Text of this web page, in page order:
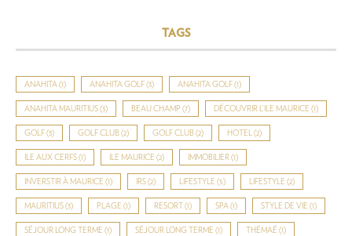
TAGS
ANAHITA (1) ANAHITA GOLF (3) ANAHITA GOLF (1)
ANAHITA MAURITIUS (3) BEAU CHAMP (7) DÉCOUVRIR L’ILE MAURICE (1)
GOLF (3) GOLF CLUB (2) GOLF CLUB (2) HOTEL (2)
ILE AUX CERFS (1) ILE MAURICE (2) IMMOBILIER (1)
INVERSTIR À MAURICE (1) IRS (2) LIFESTYLE (5) LIFESTYLE (2)
MAURITIUS (3) PLAGE (1) RESORT (1) SPA (1) STYLE DE VIE (1)
SÉJOUR LONG TERME (1) SÉJOUR LONG TERME (1) THÉMAÉ (1)